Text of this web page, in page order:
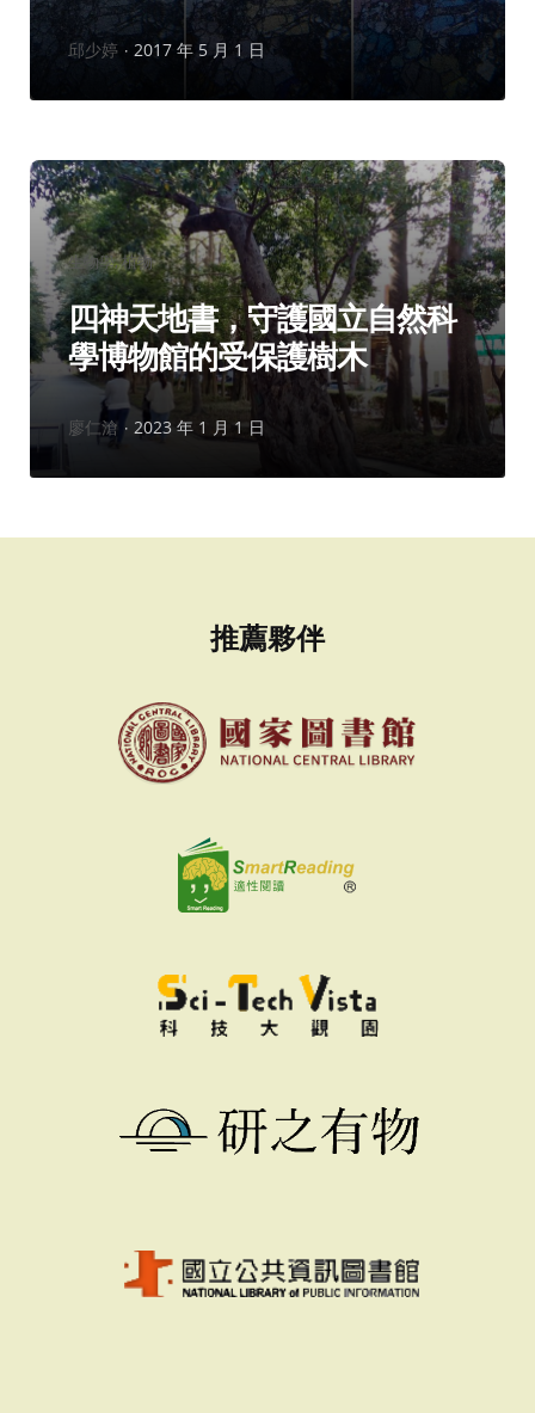
作
邱少婷 2017 年 5 月 1 日
分
類：
生物學 植物
四神天地書，守護國立自然科
學博物館的受保護樹木
作
廖仁滄 2023 年 1 月 1 日
推薦夥伴